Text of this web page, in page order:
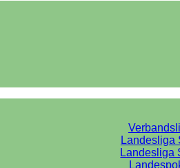
Landesliga
Landesliga